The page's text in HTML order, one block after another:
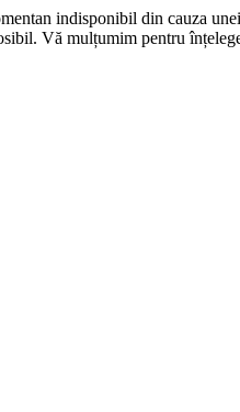
indisponibil din cauza
Vă mulțumim pentru